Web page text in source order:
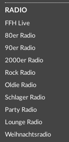
RADIO
FFH Live
80er Radio
90er Radio
2000er Radio
Rock Radio
Oldie Radio
Schlager Radio
Party Radio
Lounge Radio
Weihnachtsradio